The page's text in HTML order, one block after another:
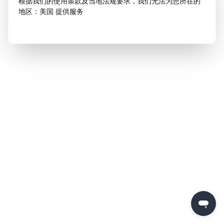
地区：美国 提供服务